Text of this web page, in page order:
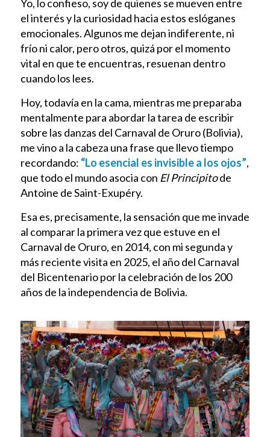
Yo, lo confieso, soy de quienes se mueven entre
el interés y la curiosidad hacia estos eslóganes
emocionales. Algunos me dejan indiferente, ni
frío ni calor, pero otros, quizá por el momento
vital en que te encuentras, resuenan dentro
cuando los lees.
Hoy, todavía en la cama, mientras me preparaba
mentalmente para abordar la tarea de escribir
sobre las danzas del Carnaval de Oruro (Bolivia),
me vino a la cabeza una frase que llevo tiempo
recordando: “Lo esencial es invisible a los ojos”,
que todo el mundo asocia con El Principitode
Antoine de Saint-Exupéry.
Esa es, precisamente, la sensación que me invade
al comparar la primera vez que estuve en el
Carnaval de Oruro, en 2014, con mi segunda y
más reciente visita en 2025, el año del Carnaval
del Bicentenario por la celebración de los 200
años de la independencia de Bolivia.